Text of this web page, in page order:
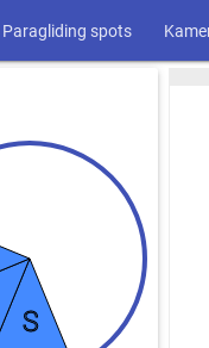
Paragliding spots
S